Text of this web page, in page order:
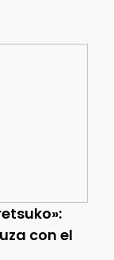
con el